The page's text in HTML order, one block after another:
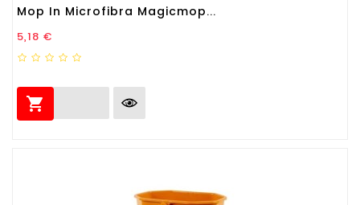
Mop In Microfibra Magicmop...
Prezzo
5,18 €
